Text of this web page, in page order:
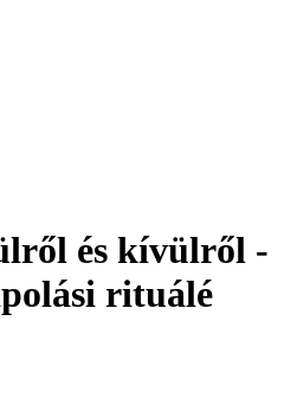
és kívülről -
rituálé